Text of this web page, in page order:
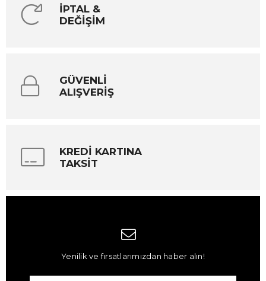
İPTAL &
DEĞİŞİM
GÜVENLİ
ALIŞVERİŞ
KREDİ KARTINA
TAKSİT
Yenilik ve fırsatlarımızdan haber alın!